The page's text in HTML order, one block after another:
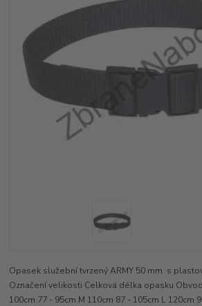
Opasek služební tvrzený ARMY 50 mm s
Označení velikosti Celková délka opasku
100cm 77 - 95cm M 110cm 87 - 105cm L 120cm